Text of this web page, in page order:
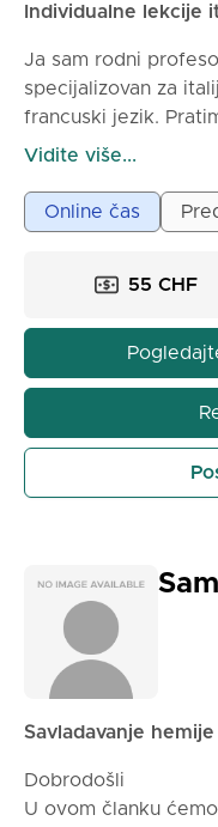
Individualne lekcije
Ja sam rodni
specijalizovan za
francuski jezik.
personalizovanom,
prilagođene
naglaskom na
dobrohotnosti
akademsku ili
Vidite više...
Online čas
55 CHF
Savladavanje hemije
Dobrodošli
U ovom članku